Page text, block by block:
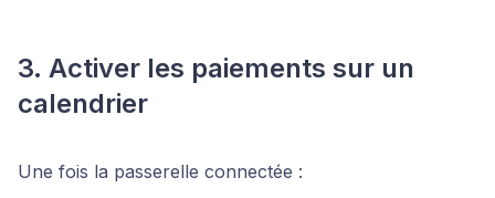
3. Activer les paiements sur un
calendrier
Une fois la passerelle connectée :